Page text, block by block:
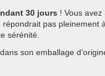
30 jours ! Vous
pas pleinement
sérénité.
son emballage